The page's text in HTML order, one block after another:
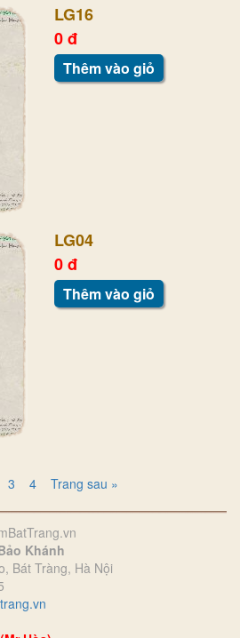
LG16
0 đ
Thêm vào giỏ
LG04
0 đ
Thêm vào giỏ
3 4 Trang sau »
Khánh
Bát Tràng, Hà Nội